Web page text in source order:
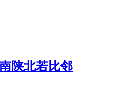
陕北若比邻